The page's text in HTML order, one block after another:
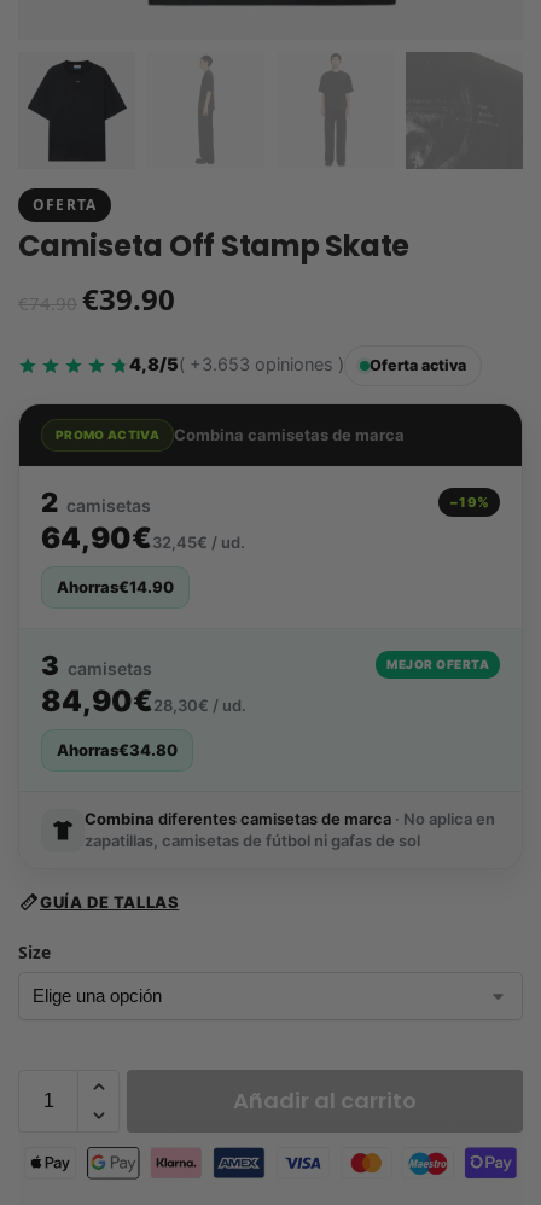
OFERTA
Camiseta Off Stamp Skate
€74.90 €39.90
4,8/5( +3.653 opiniones ) Oferta activa
PROMO ACTIVA Combina camisetas de marca
2 camisetas −19%
64,90€32,45€ / ud.
Ahorras€14.90
3 camisetas MEJOR OFERTA
84,90€28,30€ / ud.
Ahorras€34.80
Combina diferentes camisetas de marca · No aplica en
zapatillas, camisetas de fútbol ni gafas de sol
GUÍA DE TALLAS
Size
Añadir al carrito